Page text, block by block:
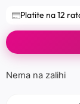
Platite na 12
Nema na zalihi